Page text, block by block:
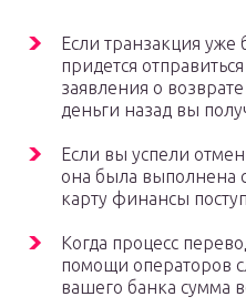
Если транзакция уже
придется
заявления о
деньги назад вы
Если вы успели
она была выполнена
карту финансы
Когда процесс
помощи операторов
вашего банка сумма